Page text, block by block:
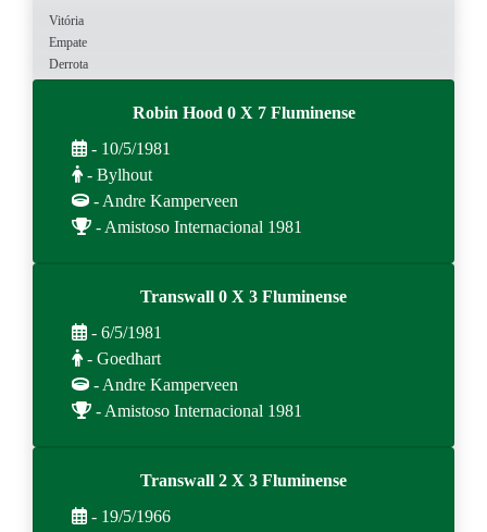
Vitória
Empate
Derrota
Robin Hood 0 X 7 Fluminense
- 10/5/1981
- Bylhout
- Andre Kamperveen
- Amistoso Internacional 1981
Transwall 0 X 3 Fluminense
- 6/5/1981
- Goedhart
- Andre Kamperveen
- Amistoso Internacional 1981
Transwall 2 X 3 Fluminense
- 19/5/1966